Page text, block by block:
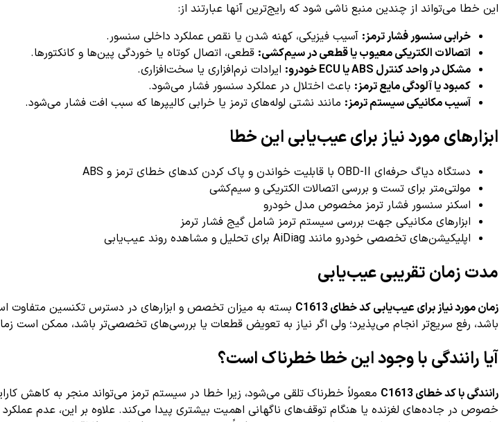
این خطا می‌تواند از چندین منبع ناشی شود که رایج‌ترین آنها عبارتند از:
خرابی سنسور فشار ترمز: آسیب فیزیکی، کهنه شدن یا نقص عملکرد داخلی سنسور.
اتصالات الکتریکی معیوب یا قطعی در سیم‌کشی: قطعی، اتصال کوتاه یا خوردگی پین‌ها و کانکتورها.
مشکل در واحد کنترل ABS یا ECU خودرو:
ایرادات نرم‌افزاری یا سخت‌افزاری.
کمبود یا آلودگی مایع ترمز: باعث اختلال در عملکرد سنسور فشار می‌شود.
آسیب مکانیکی سیستم ترمز: مانند نشتی لوله‌های ترمز یا خرابی کالیپرها که سبب افت فشار می‌شود.
ابزارهای مورد نیاز برای عیب‌یابی این خطا
دستگاه دیاگ حرفه‌ای OBD-II با قابلیت خواندن و پاک کردن کدهای خطای ترمز و ABS
مولتی‌متر برای تست‌ و بررسی اتصالات الکتریکی و سیم‌کشی
اسکنر سنسور فشار ترمز مخصوص مدل خودرو
ابزارهای مکانیکی جهت بررسی سیستم ترمز شامل گیج فشار ترمز
اپلیکیشن‌های تخصصی خودرو مانند AiDiag برای تحلیل و مشاهده روند عیب‌یابی
مدت زمان تقریبی عیب‌یابی
زمان مورد نیاز برای عیب‌یابی کد خطای C1613 بسته به میزان تخصص و ابزارهای در دسترس تکنسین متفاوت
باشد، رفع سریع‌تر انجام می‌پذیرد؛ ولی اگر نیاز به تعویض قطعات یا بررسی‌های تخصصی‌تر باشد، ممکن است
آیا رانندگی با وجود این خطا خطرناک است؟
رانندگی با کد خطای C1613
معمولاً خطرناک تلقی می‌شود، زیرا خطا در سیستم ترمز می‌تواند منجر به کاهش